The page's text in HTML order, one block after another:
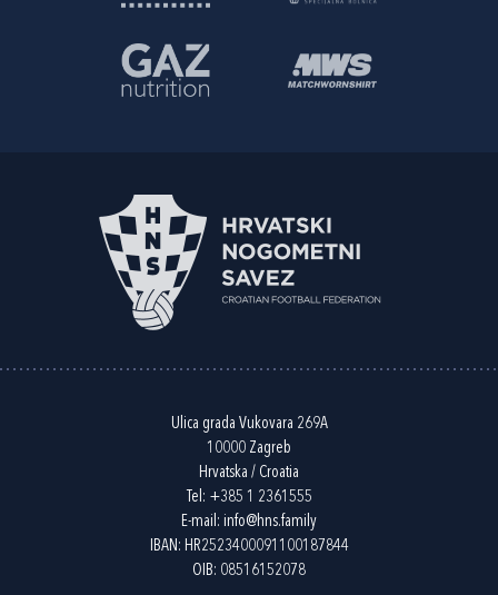
Ulica grada Vukovara 269A
10000 Zagreb
Hrvatska / Croatia
Tel: +385 1 2361555
E-mail: info@hns.family
IBAN: HR2523400091100187844
OIB: 08516152078